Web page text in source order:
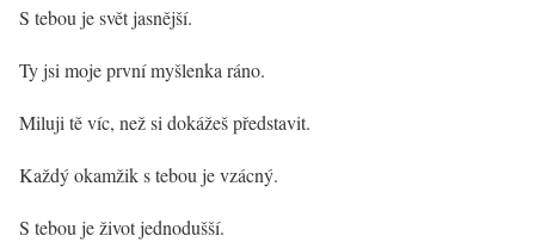
S tebou je svět jasnější.
Ty jsi moje první myšlenka ráno.
Miluji tě víc, než si dokážeš představit.
Každý okamžik s tebou je vzácný.
S tebou je život jednodušší.